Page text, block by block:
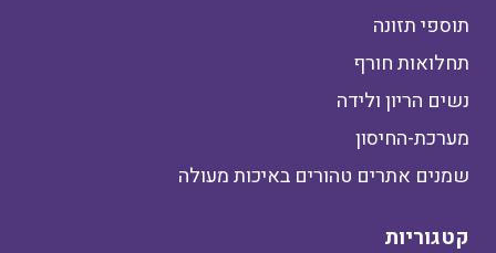
תוספי תזונה
תחלואות חורף
נשים הריון ולידה
מערכת-החיסון
שמנים אתרים טהורים באיכות מעולה
קטגוריות